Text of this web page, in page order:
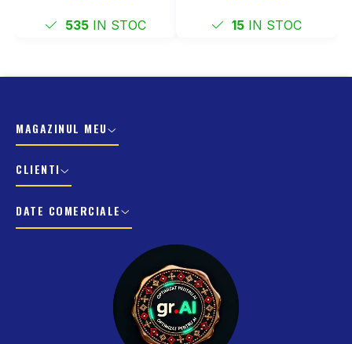
535 IN STOC 15 IN STOC
MAGAZINUL MEU
CLIENTI
DATE COMERCIALE